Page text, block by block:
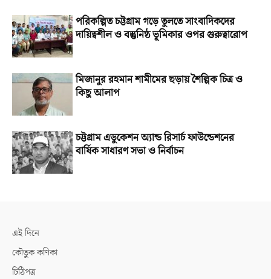
পরিকল্পিত চট্টগ্রাম গড়ে তুলতে সাংবাদিকদের
দায়িত্বশীল ও বস্তুনিষ্ঠ ভূমিকার ওপর গুরুত্বারোপ
মিজানুর রহমান শামীমের ছড়ায় শৈল্পিক চিত্র ও
কিছু আলাপ
চট্টগ্রাম এডুকেশন অ্যান্ড রিসার্চ ফাউন্ডেশনের
বার্ষিক সাধারণ সভা ও নির্বাচন
এই দিনে
কৌতুক কণিকা
চিঠিপত্র